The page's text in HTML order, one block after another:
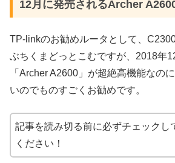
12月に発売されるArcher
TP-linkのお勧めルータとして、
ぶちくまどっとこむですが、2018年
「Archer A2600」が超絶高機能なの
いのでものすごくお勧めです。
記事を読み切る前に必ずチェックし
ください！